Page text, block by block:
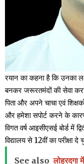
रयान का कहना है कि उनका
बनकर जरूरतमंदों की सेवा
पिता और अपने चाचा एवं
और हमेशा सपोर्ट करने के
विगत वर्ष आइसीएसई बोर्ड में
विद्यालय से 12वीं का परीक्षा दे
See also लोहरदगा